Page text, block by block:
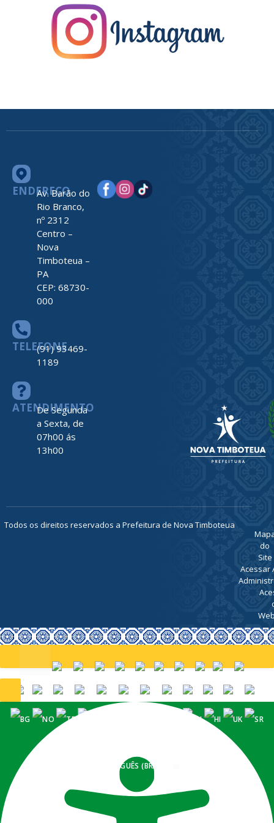
ENDEREÇO
Av. Barão do
Rio Branco,
nº 2312
Centro –
Nova
Timboteua –
PA
CEP: 68730-
000
TELEFONE
(91) 93469-
1189
ATENDIMENTO
De Segunda
a Sexta, de
07h00 ás
13h00
Todos os direitos reservados a Prefeitura de Nova Timboteua
do
Site
Acessar
PORTUGUÊS (BRASIL)